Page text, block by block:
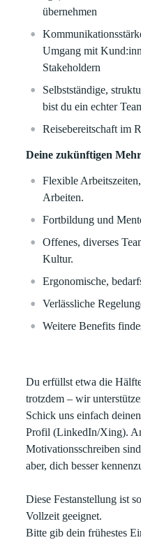
übernehmen
Umgang mit
Stakeholdern
Selbstständige,
bist du ein echter
Reisebereitschaft im
Deine zukünftigen
Flexible
Arbeiten.
Fortbildung und
Offenes, diverses
Kultur.
Ergonomische,
Verlässliche
Weitere Benefits
Du erfüllst etwa die
trotzdem – wir
Schick uns einfach
Profil (LinkedIn/Xing).
Motivationsschreiben
aber, dich besser
Diese Festanstellung ist
Vollzeit geeignet.
Bitte gib dein frühestes